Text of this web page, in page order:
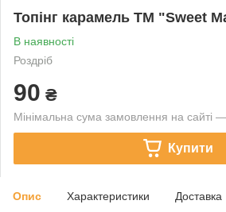
Топінг карамель ТМ "Sweet
В наявності
Роздріб
90 ₴
Мінімальна сума замовлення на сайті
Купити
Опис Характеристики Доставка